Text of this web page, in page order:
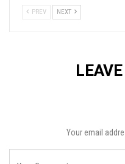
PREV NEXT
Your email